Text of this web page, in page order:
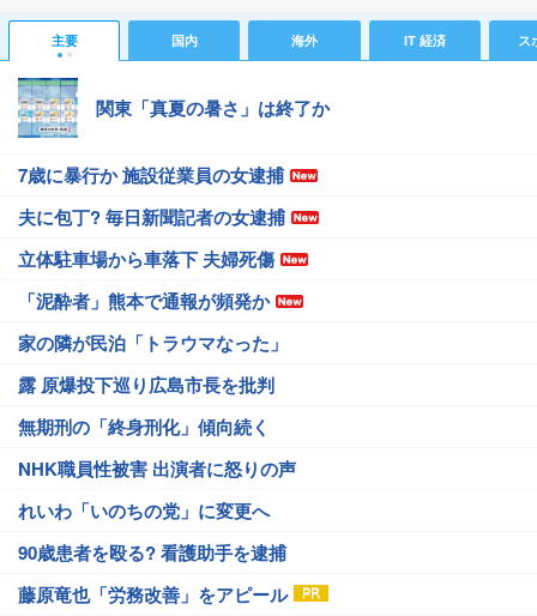
主要 国内 海外 IT 経済 ス
関東「真夏の暑さ」は終了か
7歳に暴行か 施設従業員の女逮捕
夫に包丁? 毎日新聞記者の女逮捕
立体駐車場から車落下 夫婦死傷
「泥酔者」熊本で通報が頻発か
家の隣が民泊「トラウマなった」
露 原爆投下巡り広島市長を批判
無期刑の「終身刑化」傾向続く
NHK職員性被害 出演者に怒りの声
れいわ「いのちの党」に変更へ
90歳患者を殴る? 看護助手を逮捕
藤原竜也「労務改善」をアピール